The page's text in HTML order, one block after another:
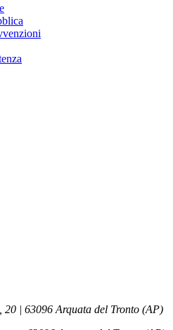
20 | 63096 Arquata del Tronto (AP)